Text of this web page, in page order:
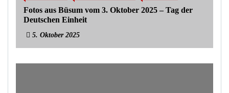
Fotos aus Büsum vom 3. Oktober 2025 – Tag der
Deutschen Einheit
5. Oktober 2025